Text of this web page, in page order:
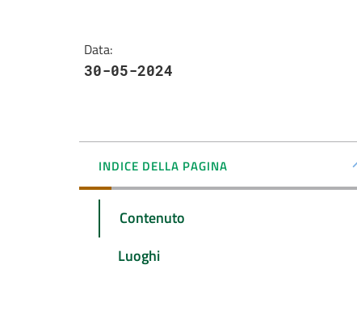
Data:
30-05-2024
INDICE DELLA PAGINA
Contenuto
Luoghi